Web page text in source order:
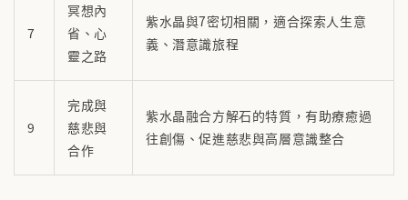
7
冥想內
省、心
靈之路
紫水晶與7密切相關，適合探索人生意
義、潛意識旅程
9
完成與
慈悲與
合作
紫水晶融合方解石的特質，有助療癒過
往創傷、促進慈悲與高層意識整合